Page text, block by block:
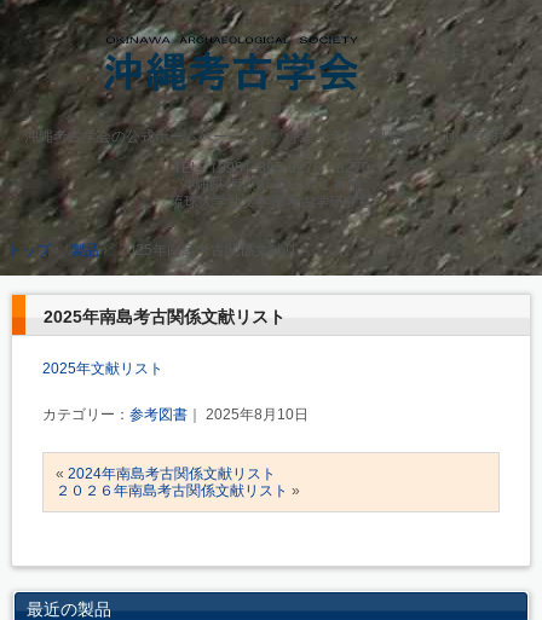
沖縄考古学会の公式ホームページです。沖縄で考古学研究を行う団体です。
TEL.（098）895-8276・8270
沖縄県 西原町 字千原１番地
琉球大学法文学部考古学研究室
トップ 製品› 2025年南島考古関係文献リスト
2025年南島考古関係文献リスト
2025年文献リスト
カテゴリー： 参考図書 ｜ 2025年8月10日
« 2024年南島考古関係文献リスト
２０２６年南島考古関係文献リスト »
最近の製品